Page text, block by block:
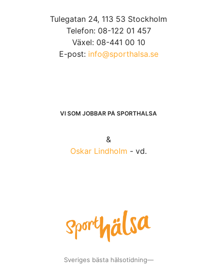
Tulegatan 24, 113 53 Stockholm
Telefon: 08-122 01 457
Växel: 08-441 00 10
E-post: info@sporthalsa.se
VI SOM JOBBAR PÅ SPORTHÄLSA
&
Oskar Lindholm - vd.
Sveriges bästa hälsotidning—